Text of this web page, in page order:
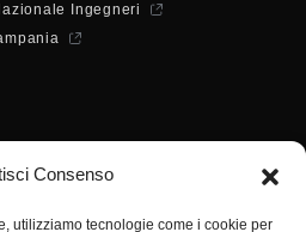
Consenso
utilizziamo tecnologie come i cookie per
Ingegneri